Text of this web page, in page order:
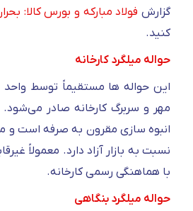
گزارش فولاد مبارکه و بورس کالا:
کنید.
حواله میلگرد کارخانه
این حواله ها مستقیماً توسط واحد
مهر و سربرگ کارخانه صادر می‌شود.
انبوه‌ سازی مقرون‌ به‌ صرفه است و
نسبت به بازار آزاد دارد. معمولاً
با هماهنگی رسمی کارخانه.
حواله میلگرد بنگاهی